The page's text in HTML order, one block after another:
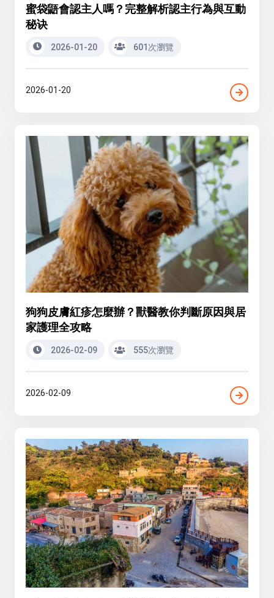
蜜袋鼯會認主人嗎？完整解析認主行為與互動
秘诀
2026-01-20 601次瀏覽
2026-01-20
狗狗皮膚紅疹怎麼辦？獸醫教你判斷原因與居
家護理全攻略
2026-02-09 555次瀏覽
2026-02-09